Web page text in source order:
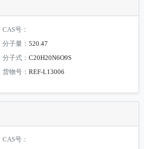
CAS号：
分子量：520.47
分子式：C20H20N6O9S
货物号：REF-L13006
CAS号：